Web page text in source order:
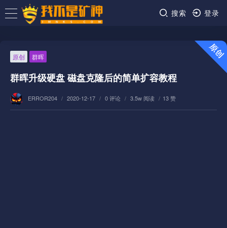
搜索 登录
原创 群晖
群晖升级硬盘 磁盘克隆后的简单扩容教程
ERROR204 / 2020-12-17 / 0 评论 / 3.5w 阅读 / 13 赞